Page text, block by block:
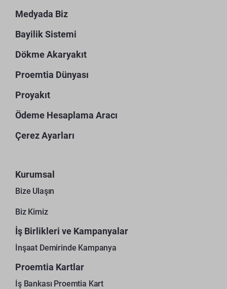
Medyada Biz
Bayilik Sistemi
Dökme Akaryakıt
Proemtia Dünyası
Proyakıt
Ödeme Hesaplama Aracı
Çerez Ayarları
Kurumsal
Bize Ulaşın
Biz Kimiz
İş Birlikleri ve Kampanyalar
İnşaat Demirinde Kampanya
Proemtia Kartlar
İş Bankası Proemtia Kart